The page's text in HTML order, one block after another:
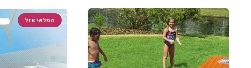
המלאי אזל